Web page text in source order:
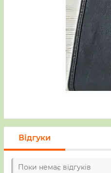
Відгуки
Поки немає відгуків